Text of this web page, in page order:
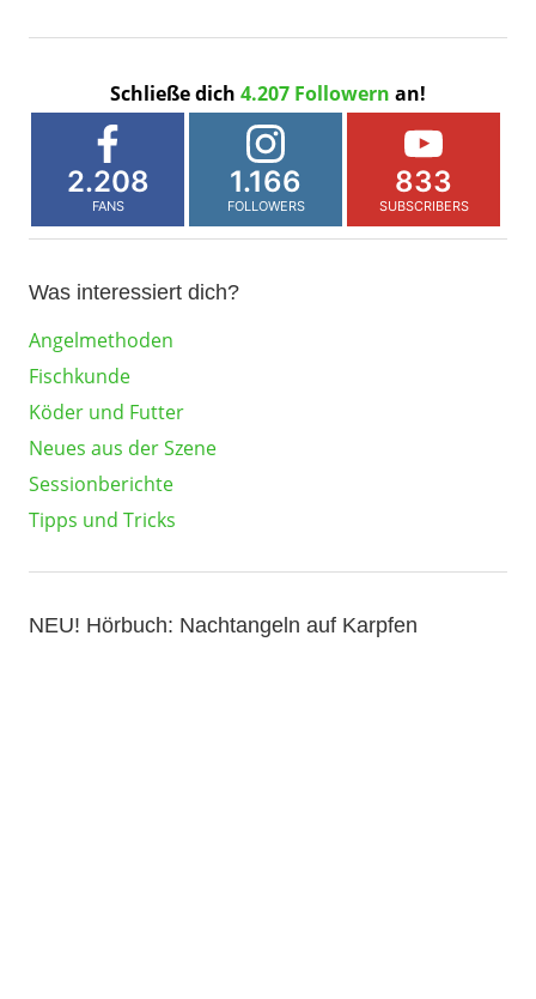
Schließe dich 4.207 Followern an!
2.208
FANS
1.166
FOLLOWERS
833
SUBSCRIBERS
Was interessiert dich?
Angelmethoden
Fischkunde
Köder und Futter
Neues aus der Szene
Sessionberichte
Tipps und Tricks
NEU! Hörbuch: Nachtangeln auf Karpfen